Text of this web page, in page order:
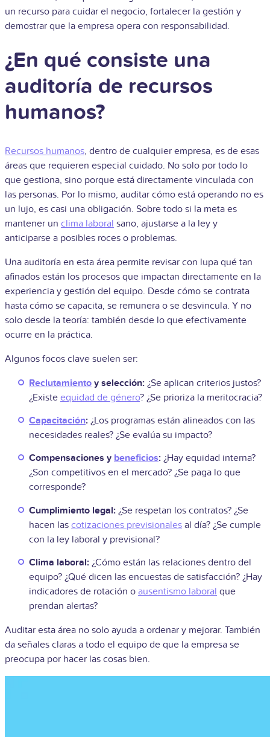
un recurso para cuidar el negocio, fortalecer la gestión y
demostrar que la empresa opera con responsabilidad.
¿En qué consiste una
auditoría de recursos
humanos?
Recursos humanos, dentro de cualquier empresa, es de esas
áreas que requieren especial cuidado. No solo por todo lo
que gestiona, sino porque está directamente vinculada con
las personas. Por lo mismo, auditar cómo está operando no es
un lujo, es casi una obligación. Sobre todo si la meta es
mantener un clima laboral sano, ajustarse a la ley y
anticiparse a posibles roces o problemas.
Una auditoría en esta área permite revisar con lupa qué tan
afinados están los procesos que impactan directamente en la
experiencia y gestión del equipo. Desde cómo se contrata
hasta cómo se capacita, se remunera o se desvincula. Y no
solo desde la teoría: también desde lo que efectivamente
ocurre en la práctica.
Algunos focos clave suelen ser:
Reclutamiento y selección: ¿Se aplican criterios justos?
¿Existe equidad de género? ¿Se prioriza la meritocracia?
Capacitación: ¿Los programas están alineados con las
necesidades reales? ¿Se evalúa su impacto?
Compensaciones y beneficios: ¿Hay equidad interna?
¿Son competitivos en el mercado? ¿Se paga lo que
corresponde?
Cumplimiento legal: ¿Se respetan los contratos? ¿Se
hacen las cotizaciones previsionales al día? ¿Se cumple
con la ley laboral y previsional?
Clima laboral: ¿Cómo están las relaciones dentro del
equipo? ¿Qué dicen las encuestas de satisfacción? ¿Hay
indicadores de rotación o ausentismo laboral que
prendan alertas?
Auditar esta área no solo ayuda a ordenar y mejorar. También
da señales claras a todo el equipo de que la empresa se
preocupa por hacer las cosas bien.